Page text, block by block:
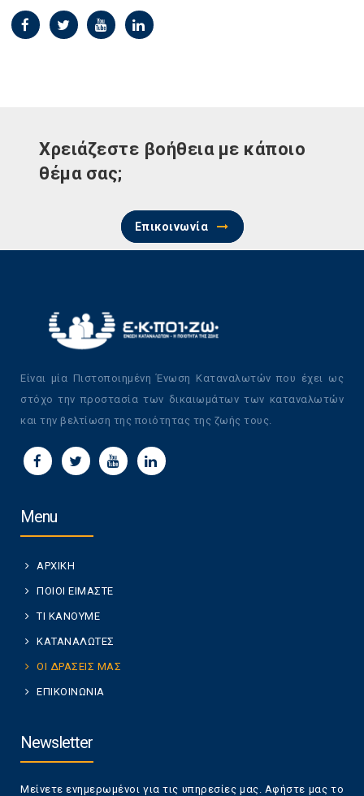
Χρειάζεστε βοήθεια με κάποιο
θέμα σας;
Επικοινωνία
Είναι μία Πιστοποιημένη Ένωση Καταναλωτών που έχει ως
στόχο την προστασία των δικαιωμάτων των καταναλωτών
και την βελτίωση της ποιότητας της ζωής τους.
Menu
ΑΡΧΙΚΗ
ΠΟΙΟΙ ΕΙΜΑΣΤΕ
ΤΙ ΚΑΝΟΥΜΕ
ΚΑΤΑΝΑΛΩΤΕΣ
ΟΙ ΔΡΑΣΕΙΣ ΜΑΣ
ΕΠΙΚΟΙΝΩΝΙΑ
Newsletter
Μείνετε ενημερωμένοι για τις υπηρεσίες μας. Αφήστε μας το